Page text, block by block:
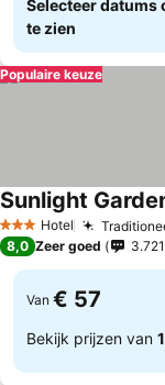
Selecteer datums
te zien
Populaire keuze
3 SterrenHotel
Sunlight
8,0 Zeer goed 3.721
Van € 57
Bekijk prijzen van